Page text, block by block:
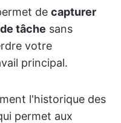
de capturer
tâche sans
votre
principal.
l'historique des
permet aux